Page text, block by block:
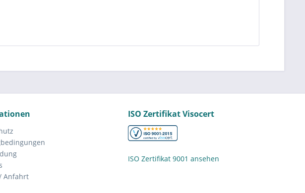
Anfahrt
ISO Zertifikat Visocert
ISO Zertifikat 9001 ansehen